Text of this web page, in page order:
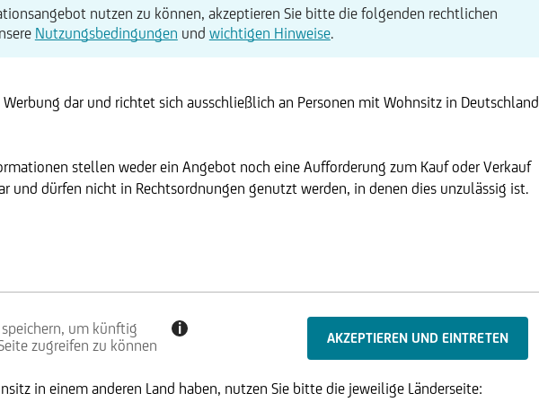
nutzen zu können, akzeptieren Sie bitte die folgenden rechtlichen
Nutzungsbedingungen und wichtigen Hinweise.
dar und richtet sich ausschließlich an Personen mit Wohnsitz in Deutschland
stellen weder ein Angebot noch eine Aufforderung zum Kauf oder Verkauf
und dürfen nicht in Rechtsordnungen genutzt werden, in denen dies unzulässig ist.
um künftig
zugreifen zu können
i
in einem anderen Land haben, nutzen Sie bitte die jeweilige Länderseite: